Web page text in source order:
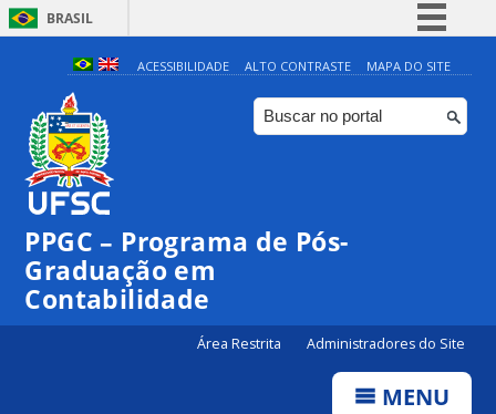
BRASIL
Simplifique!
Comunica BR
Participe
Canais
ACESSIBILIDADE ALTO CONTRASTE MAPA DO SITE
PPGC – Programa de Pós-
Graduação em
Contabilidade
Área Restrita Administradores do Site
MENU